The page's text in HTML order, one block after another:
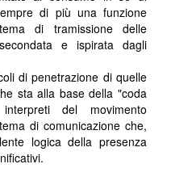
di più una funzione
di tramissione delle
e ispirata dagli
di penetrazione di quelle
sta alla base della "coda
del movimento
di comunicazione che,
logica della presenza